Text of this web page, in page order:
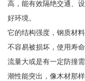
高，能有效隔绝交通、
好环境。
它的结构强度，钢质材
不容易被损坏，使用寿
流量大或是有一定防撞
潮性能突出，像木材那